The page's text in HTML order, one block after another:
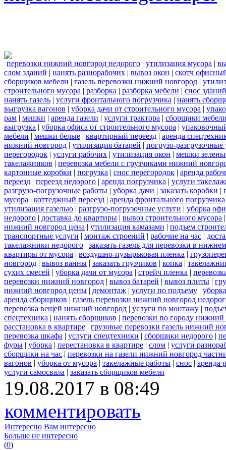
перевозки нижний новгород недорого | утилизация мусора |
слом зданий | нанять разнорабочих | вывоз окон | скотч
сборщиков мебели | газель перевозки нижний новгород |
строительного мусора | разборка | разборка мебели | снос зданий
нанять газель | услуги фронтального погрузчика | нанять
выгрузка вагонов | уборка дачи от строительного мусора |
рам | мешки | аренда газели | услуги трактора | сборщики
выгрузка | уборка офиса от строительного мусора |
мебели | мешки белые | квартирный переезд | аренда
нижний новгород | утилизация батарей | погрузо-разгрузочные
перегородок | услуги рабочих | утилизация окон | мешки
такелажников | перевозка мебели с грузчиками нижний
картонные коробки | погрузка | снос перегородок | аренда
переезд | переезд недорого | аренда погрузчика | услуги
разгрузо-погрузочные работы | уборка дачи | заказать коробки |
мусора | коттеджный переезд | аренда фронтального погрузчика
утилизация газелью | разгрузо-погрузочные услуги | уборка
недорого | доставка до квартиры | вывоз строительного мусора
нижний новгород цена | утилизация камазами | подъем
транспортные услуги | монтаж строений | рабочие на час |
такелажники недорого | заказать газель для перевозки в
квартиры от мусора | воздушно-пузырьковая пленка |
новгород | вывоз ванны | заказать грузчиков | копка |
сухих смесей | уборка дачи от мусора | стрейч пленка |
перевозки нижний новгород | вывоз батарей | вывоз плиты |
нижний новгород цены | демонтаж | услуги по подъему |
аренда сборщиков | газель перевозки нижний новгород
перевозка вещей нижний новгород | услуги по монтажу |
спецтехника | нанять сборщиков | перевозки по городу нижний
расстановка в квартире | грузовые перевозки газель нижний
перевозка шкафа | услуги спецтехники | сборщики недорого |
фуры | уборка | перестановка в квартире | слом | услуги
сборщики на час | перевозки на газели нижний новгород
вагонов | уборка от мусора | такелажные работы | снос | аренда
услуги самосвала | заказать сборщиков мебели
19.08.2017 в 08:49
комментировать
Интересно Вам интересно
Больше не интересно
(0)